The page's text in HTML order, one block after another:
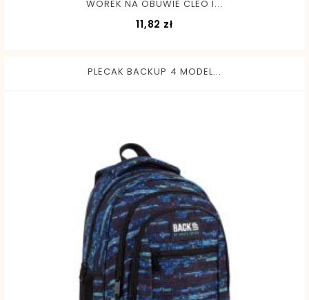
WOREK NA OBUWIE CLEO I...
11,82 zł
PLECAK BACKUP 4 MODEL...